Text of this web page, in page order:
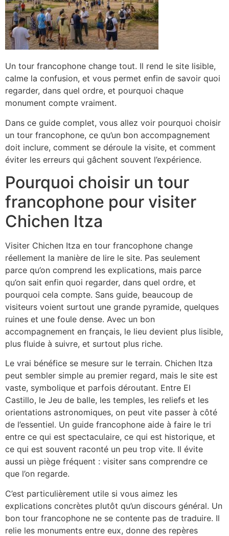
Un tour francophone change tout. Il rend le site lisible,
calme la confusion, et vous permet enfin de savoir quoi
regarder, dans quel ordre, et pourquoi chaque
monument compte vraiment.
Dans ce guide complet, vous allez voir pourquoi choisir
un tour francophone, ce qu’un bon accompagnement
doit inclure, comment se déroule la visite, et comment
éviter les erreurs qui gâchent souvent l’expérience.
Pourquoi choisir un tour
francophone pour visiter
Chichen Itza
Visiter Chichen Itza en tour francophone change
réellement la manière de lire le site. Pas seulement
parce qu’on comprend les explications, mais parce
qu’on sait enfin quoi regarder, dans quel ordre, et
pourquoi cela compte. Sans guide, beaucoup de
visiteurs voient surtout une grande pyramide, quelques
ruines et une foule dense. Avec un bon
accompagnement en français, le lieu devient plus lisible,
plus fluide à suivre, et surtout plus riche.
Le vrai bénéfice se mesure sur le terrain. Chichen Itza
peut sembler simple au premier regard, mais le site est
vaste, symbolique et parfois déroutant. Entre El
Castillo, le Jeu de balle, les temples, les reliefs et les
orientations astronomiques, on peut vite passer à côté
de l’essentiel. Un guide francophone aide à faire le tri
entre ce qui est spectaculaire, ce qui est historique, et
ce qui est souvent raconté un peu trop vite. Il évite
aussi un piège fréquent : visiter sans comprendre ce
que l’on regarde.
C’est particulièrement utile si vous aimez les
explications concrètes plutôt qu’un discours général. Un
bon tour francophone ne se contente pas de traduire. Il
relie les monuments entre eux, donne des repères